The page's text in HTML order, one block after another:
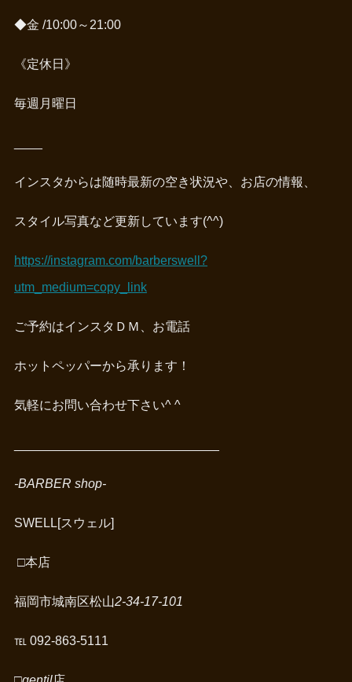
◆金 /10:00～21:00
《定休日》
毎週月曜日
インスタからは随時最新の空き状況や、お店の情報、
スタイル写真など更新しています(^^)
https://instagram.com/barberswell?
utm_medium=copy_link
ご予約はインスタＤＭ、お電話
ホットペッパーから承ります！
気軽にお問い合わせ下さい^ ^
-BARBER shop-
SWELL[スウェル]
□本店
福岡市城南区松山2-34-17-101
℡ 092-863-5111